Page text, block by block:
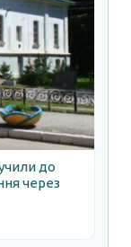
до
через